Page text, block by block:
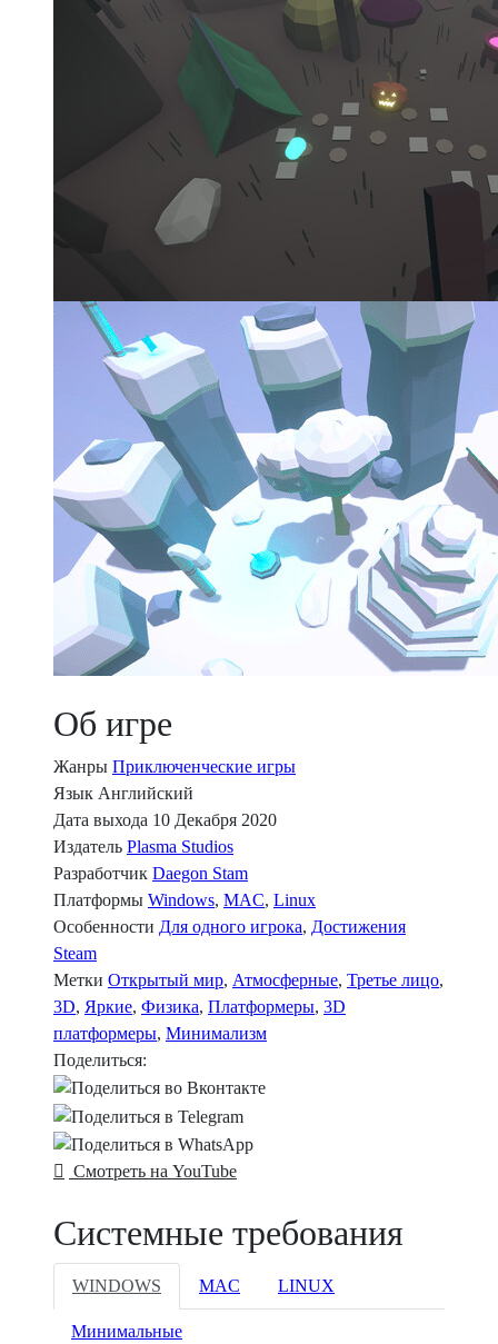
Об игре
Жанры Приключенческие игры
Язык Английский
Дата выхода 10 Декабря 2020
Издатель Plasma Studios
Разработчик Daegon Stam
Платформы Windows, MAC, Linux
Особенности Для одного игрока, Достижения
Steam
Метки Открытый мир, Атмосферные, Третье лицо,
3D, Яркие, Физика, Платформеры, 3D
платформеры, Минимализм
Поделиться:
Смотреть на YouTube
Системные требования
WINDOWS MAC LINUX
Минимальные